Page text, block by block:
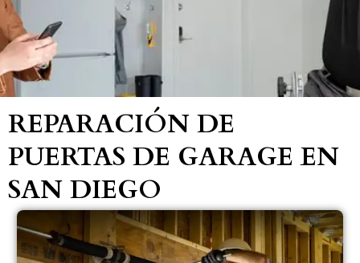
REPARACIÓN DE
PUERTAS DE GARAGE EN
SAN DIEGO